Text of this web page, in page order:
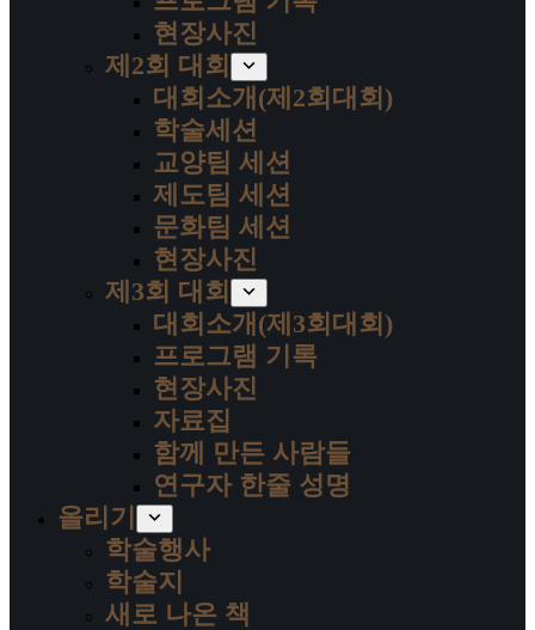
현장사진
제2회 대회
대회소개(제2회대회)
학술세션
교양팀 세션
제도팀 세션
문화팀 세션
현장사진
제3회 대회
대회소개(제3회대회)
프로그램 기록
현장사진
자료집
함께 만든 사람들
연구자 한줄 성명
올리기
학술행사
학술지
새로 나온 책